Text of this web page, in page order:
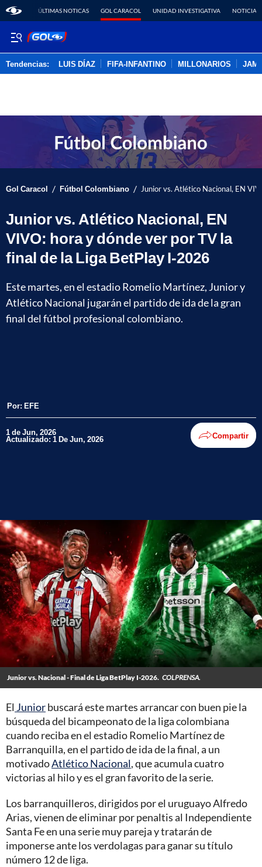
ÚLTIMAS NOTICAS GOL CARACOL UNIDAD INVESTIGATIVA NOTICIAS
Tendencias: LUIS DÍAZ FIFA-INFANTINO MILLONARIOS
Gol Caracol / Fútbol Colombiano / Junior vs. Atlético Nacional, EN
Junior vs. Atlético Nacional, EN
VIVO: hora y dónde ver por TV la
final de la Liga BetPlay I-2026
Este martes, en el estadio Romelio Martínez, Junior y
Atlético Nacional jugarán el partido de ida de la gran
final del fútbol profesional colombiano.
Por: EFE
1 de Jun, 2026
Actualizado: 1 De Jun, 2026 Compartir
Junior vs. Nacional - Final de Liga BetPlay I-2026. COLPRENSA.
El Juniorbuscará este martes arrancar con buen pie la
búsqueda del bicampeonato de la liga colombiana
cuando reciba en el estadio Romelio Martínez de
Barranquilla, en el partido de ida de la final, a un
motivadoAtlético Nacional, que acumula cuatro
victorias al hilo y es el gran favorito de la serie.
Los barranquilleros, dirigidos por el uruguayo Alfredo
Arias, vienen de eliminar por penaltis al Independiente
Santa Fe en una serie muy pareja y tratarán de
imponerse ante los verdolagas para ganar su título
número 12 de liga.